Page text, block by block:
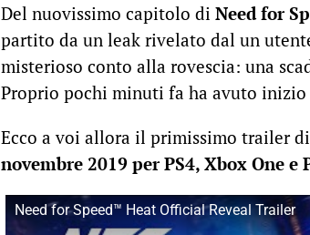
Del nuovissimo capitolo di Need for
partito da un leak rivelato dal un
misterioso conto alla rovescia: una
Proprio pochi minuti fa ha avuto inizio
Ecco a voi allora il primissimo trailer di
novembre 2019 per PS4, Xbox One e
Need for Speed™ Heat Official Reveal Trailer